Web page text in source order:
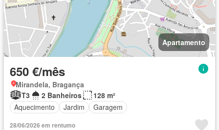
Apartamento
650 €/mês
Mirandela, Bragança
T3
2 Banheiros
128 m²
Aquecimento
Jardim Garagem
28/06/2026 em rentumo